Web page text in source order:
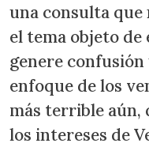
una consulta que
el tema objeto de
genere
enfoque de los
más terrible aún,
los intereses de